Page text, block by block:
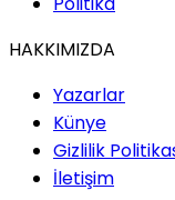
HAKKIMIZDA
Yazarlar
Künye
Gizlilik
İletişim